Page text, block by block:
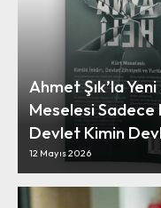
Ahmet Şık’la
Meselesi Sadece
Devlet Kimin
12 Mayıs 2026